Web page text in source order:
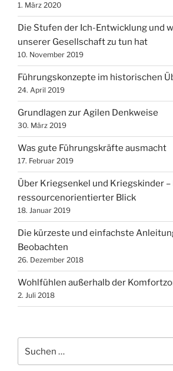
1. März 2020
Die Stufen der Ich-Entwicklung und
unserer Gesellschaft zu tun hat
10. November 2019
Führungskonzepte im historischen
24. April 2019
Grundlagen zur Agilen Denkweise
30. März 2019
Was gute Führungskräfte ausmacht
17. Februar 2019
Über Kriegsenkel und Kriegskinder –
ressourcenorientierter Blick
18. Januar 2019
Die kürzeste und einfachste
Beobachten
26. Dezember 2018
Wohlfühlen außerhalb der
2. Juli 2018
nach: